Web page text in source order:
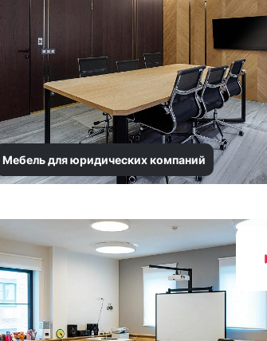
Мебель для юридических компаний